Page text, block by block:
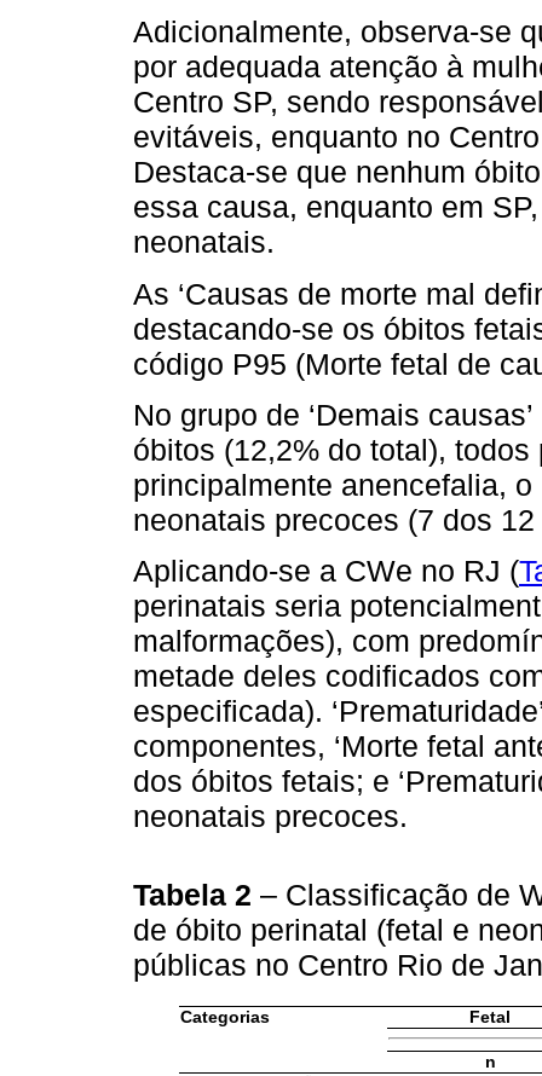
Adicionalmente, observa-se
por adequada atenção à
Centro SP, sendo
evitáveis, enquanto no
Destaca-se que nenhum
essa causa, enquanto em
neonatais.
As ‘Causas de morte mal
destacando-se os óbitos
código P95 (Morte fetal de
No grupo de ‘Demais
óbitos (12,2% do total),
principalmente anencefalia,
neonatais precoces (7 dos
Aplicando-se a CWe no RJ (
perinatais seria
malformações), com
metade deles codificados
especificada).
componentes, ‘Morte fetal
dos óbitos fetais; e
neonatais precoces.
Tabela 2 – Classificação de
de óbito perinatal (fetal e
públicas no Centro Rio de
Categorias Fetal
n